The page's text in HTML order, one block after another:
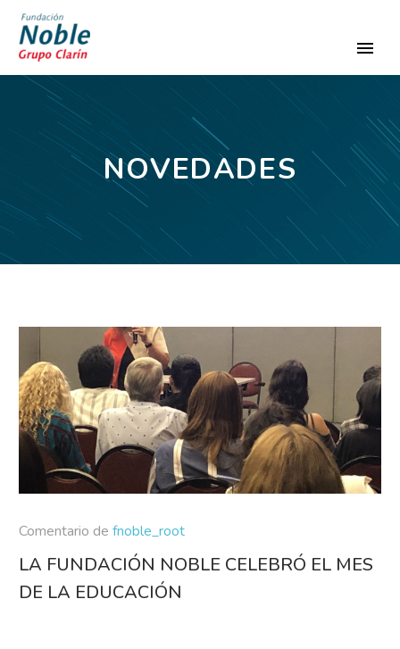
NOVEDADES
Comentario de fnoble_root
LA FUNDACIÓN NOBLE CELEBRÓ EL MES
DE LA EDUCACIÓN